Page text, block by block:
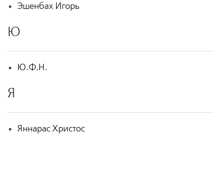
Эшенбах Игорь
Ю
Ю.Ф.Н.
Я
Яннарас Христос